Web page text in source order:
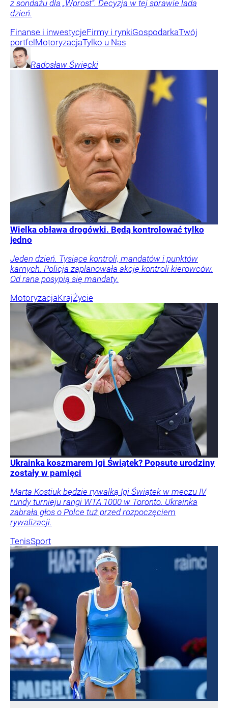
z sondażu dla „Wprost”. Decyzja w tej sprawie lada
dzień.
Finanse i inwestycjeFirmy i rynkiGospodarkaTwój
portfelMotoryzacjaTylko u Nas
Radosław Święcki
Wielka obława drogówki. Będą kontrolować tylko
jedno
Jeden dzień. Tysiące kontroli, mandatów i punktów
karnych. Policja zaplanowała akcję kontroli kierowców.
Od rana posypią się mandaty.
MotoryzacjaKrajŻycie
Ukrainka koszmarem Igi Świątek? Popsute urodziny
zostały w pamięci
Marta Kostiuk będzie rywalką Igi Świątek w meczu IV
rundy turnieju rangi WTA 1000 w Toronto. Ukrainka
zabrała głos o Polce tuż przed rozpoczęciem
rywalizacji.
TenisSport